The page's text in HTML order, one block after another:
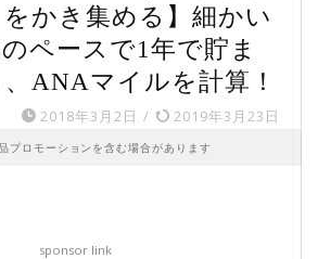
かき集める】細かい
ペースで1年で貯ま
ANAマイルを計算！
2018年3月2日 / 2019年3月23日
プロモーションを含む場合があります
sponsor link